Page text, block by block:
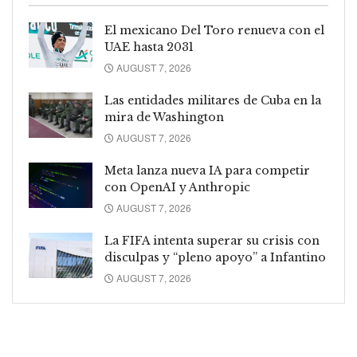
El mexicano Del Toro renueva con el
UAE hasta 2031
AUGUST 7, 2026
Las entidades militares de Cuba en la
mira de Washington
AUGUST 7, 2026
Meta lanza nueva IA para competir
con OpenAI y Anthropic
AUGUST 7, 2026
La FIFA intenta superar su crisis con
disculpas y “pleno apoyo” a Infantino
AUGUST 7, 2026